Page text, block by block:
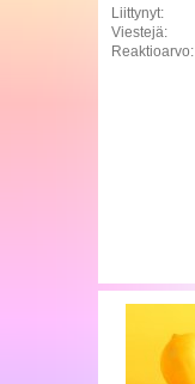
Liittynyt
Viestejä
Reaktioarvo